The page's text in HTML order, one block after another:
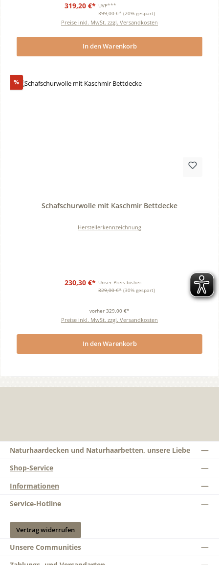
319,20 €* UVP***
399,00 €* (20% gespart)
Preise inkl. MwSt. zzgl. Versandkosten
In den Warenkorb
%Rabatt
Schafschurwolle mit Kaschmir Bettdecke
Herstellerkennzeichnung
230,30 €* Unser Preis bisher:
329,00 €* (30% gespart)
vorher 329,00 €*
Preise inkl. MwSt. zzgl. Versandkosten
In den Warenkorb
Naturhaardecken und Naturhaarbetten, unsere Liebe
Shop-Service
Informationen
Service-Hotline
Vertrag widerrufen
Unsere Communities